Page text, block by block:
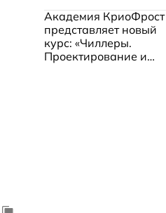
Академия КриоФрост
представляет новый
курс: «Чиллеры.
Проектирование и